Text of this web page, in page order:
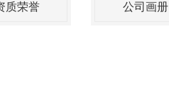
质荣誉 公司画册